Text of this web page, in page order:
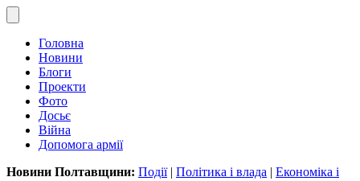
Головна
Новини
Блоги
Проекти
Фото
Досьє
Війна
Допомога армії
Новини Полтавщини: Події| Політика і влада | Економіка і